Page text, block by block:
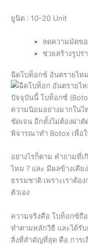
ยูนิต : 10-20 Unit
ลดความมัดข
ช่วยสร้างรูป
ฉีดโบท็อกซ์ อันตรายไห
ปัจจุบันนี้ โบท็อกซ์
ความนิยมอย่างมากในไ
ชัดเจน อีกทั้งไม่ต้องผ่า
พิจารณาทำ Botox เพื่อ
อย่างไรก็ตาม คำถามที่
ไหม ? และ มีผลข้างเคีย
ธรรมชาติ เพราะเราต้
ตัวเอง
ความจริงคือ โบท็อกซ์ถื
ทำตามหลักวิธี และได้รั
สิ่งที่สำคัญที่สุด คือ การ